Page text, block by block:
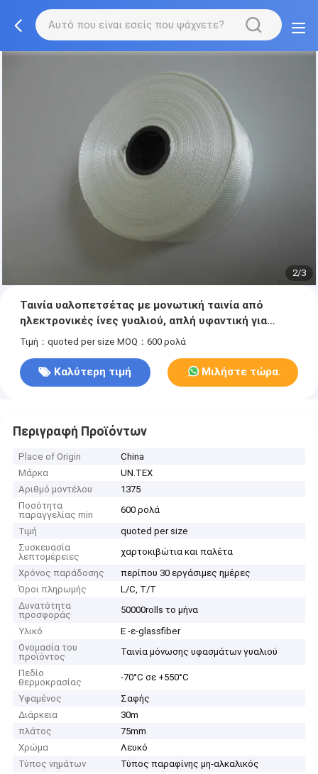
2/3
Ταινία υαλοπετσέτας με μονωτική ταινία από
ηλεκτρονικές ίνες γυαλιού, απλή υφαντική για
αντοχή στη θερμότητα
Τιμή：quoted per size MOQ：600 ρολά
Καλύτερη τιμή Μιλήστε τώρα.
Περιγραφή Προϊόντων
Place of Origin
China
Μάρκα
UN.TEX
Αριθμό μοντέλου
1375
Ποσότητα
παραγγελίας min
600 ρολά
Τιμή
quoted per size
Συσκευασία
λεπτομέρειες
χαρτοκιβώτια και παλέτα
Χρόνος παράδοσης
περίπου 30 εργάσιμες ημέρες
Όροι πληρωμής
L/C, T/T
Δυνατότητα
προσφοράς
50000rolls το μήνα
Υλικό
Ε -ε-glassfiber
Ονομασία του
προϊόντος
Ταινία μόνωσης υφασμάτων γυαλιού
Πεδίο
θερμοκρασίας
-70°C σε +550°C
Υφαμένος
Σαφής
Διάρκεια
30m
πλάτος
75mm
Χρώμα
Λευκό
Τύπος νημάτων
Τύπος παραφίνης μη-αλκαλικός